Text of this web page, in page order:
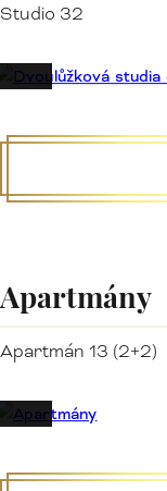
Studio 32
Apartmány
Apartmán 13 (2+2)